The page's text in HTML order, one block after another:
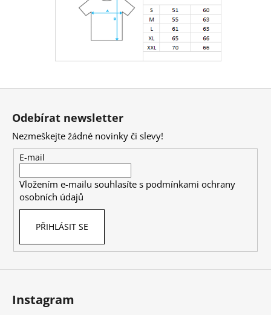
Z
Odebírat newsletter
Nezmeškejte žádné novinky či slevy!
E-mail
Vložením e-mailu souhlasíte s podmínkami ochrany
osobních údajů
PŘIHLÁSIT SE
Instagram